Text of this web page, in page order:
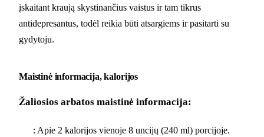
įskaitant kraują skystinančius vaistus ir tam tikrus
antidepresantus, todėl reikia būti atsargiems ir pasitarti su
gydytoju.
Maistinė informacija, kalorijos
Žaliosios arbatos maistinė informacija:
: Apie 2 kalorijos vienoje 8 uncijų (240 ml) porcijoje.